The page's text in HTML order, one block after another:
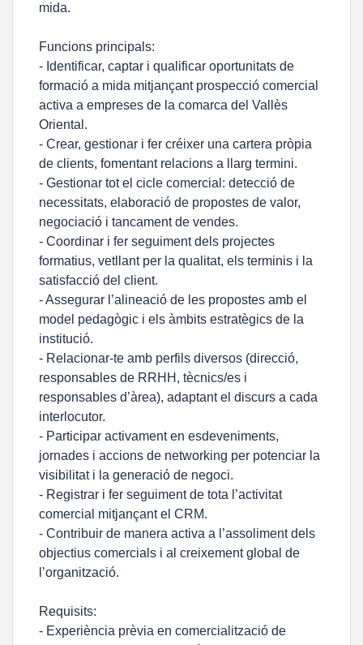
mida.
Funcions principals:
- Identificar, captar i qualificar oportunitats de
formació a mida mitjançant prospecció comercial
activa a empreses de la comarca del Vallès
Oriental.
- Crear, gestionar i fer créixer una cartera pròpia
de clients, fomentant relacions a llarg termini.
- Gestionar tot el cicle comercial: detecció de
necessitats, elaboració de propostes de valor,
negociació i tancament de vendes.
- Coordinar i fer seguiment dels projectes
formatius, vetllant per la qualitat, els terminis i la
satisfacció del client.
- Assegurar l’alineació de les propostes amb el
model pedagògic i els àmbits estratègics de la
institució.
- Relacionar-te amb perfils diversos (direcció,
responsables de RRHH, tècnics/es i
responsables d’àrea), adaptant el discurs a cada
interlocutor.
- Participar activament en esdeveniments,
jornades i accions de networking per potenciar la
visibilitat i la generació de negoci.
- Registrar i fer seguiment de tota l’activitat
comercial mitjançant el CRM.
- Contribuir de manera activa a l’assoliment dels
objectius comercials i al creixement global de
l’organització.
Requisits:
- Experiència prèvia en comercialització de